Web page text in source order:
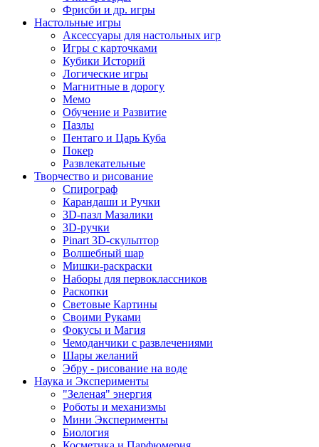
Фрисби и др. игры
Настольные игры
Аксессуары для настольных игр
Игры с карточками
Кубики Историй
Логические игры
Магнитные в дорогу
Мемо
Обучение и Развитие
Пазлы
Пентаго и Царь Куба
Покер
Развлекательные
Творчество и рисование
Спирограф
Карандаши и Ручки
3D-пазл Мазалики
3D-ручки
Pinart 3D-скульптор
Волшебный шар
Мишки-раскраски
Наборы для первоклассников
Раскопки
Световые Картины
Своими Руками
Фокусы и Магия
Чемоданчики с развлечениями
Шары желаний
Эбру - рисование на воде
Наука и Эксперименты
"Зеленая" энергия
Роботы и механизмы
Мини Эксперименты
Биология